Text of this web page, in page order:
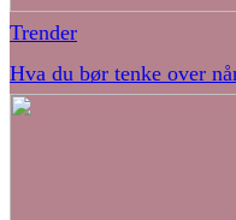
Trender
Hva du bør tenke over